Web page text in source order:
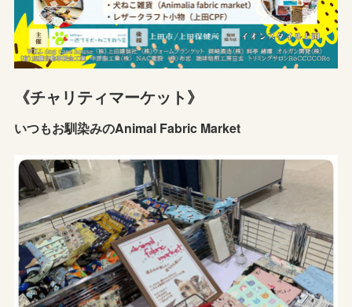
《チャリティマーケット》
いつもお馴染みのAnimal Fabric Market